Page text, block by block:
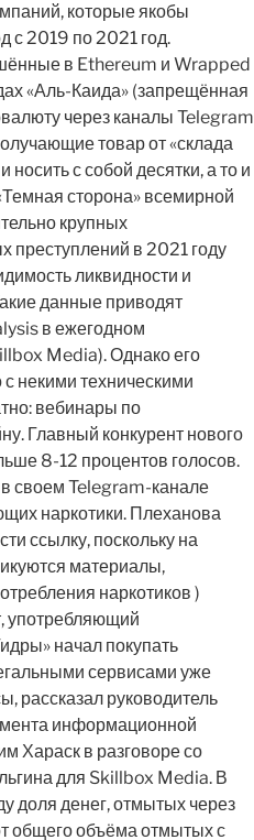
которые якобы
с 2019 по 2021 год.
в Ethereum и Wrapped
«Аль-Каида» (запрещённая
через каналы Telegram
товар от «склада
с собой десятки, а то и
сторона» всемирной
крупных
преступлений в 2021 году
ликвидности и
данные приводят
в ежегодном
Media). Однако его
некими техническими
вебинары по
Главный конкурент нового
8-12 процентов голосов.
своем Telegram-канале
наркотики. Плеханова
ссылку, поскольку на
материалы,
наркотиков )
употребляющий
начал покупать
сервисами уже
рассказал руководитель
информационной
Хараск в разговоре со
для Skillbox Media. В
доля денег, отмытых через
общего объёма отмытых с